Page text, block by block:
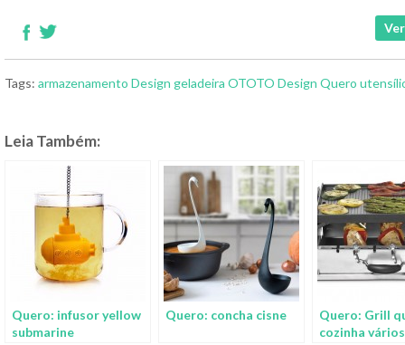
Tags: armazenamento Design geladeira OTOTO Design Quero
Leia Também:
Quero: infusor yellow
submarine
Quero: concha cisne
Quero: Grill
cozinha